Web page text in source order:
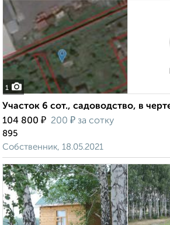
1
Участок 6 сот., садоводство, в
104 800 ₽ 200 ₽ за сотку
895
Собственник, 18.05.2021